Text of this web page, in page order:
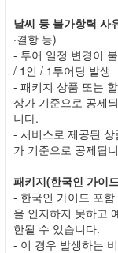
날씨 등 불가항력 사
·결항 등)
- 투어 일정 변경이
/ 1인 / 1투어당 발생
- 패키지 상품 또는
상가 기준으로 공제
니다.
- 서비스로 제공된
가 기준으로 공제됩
패키지(한국인 가이
- 한국인 가이드 포
을 인지하지 못하고
한될 수 있습니다.
- 이 경우 발생하는